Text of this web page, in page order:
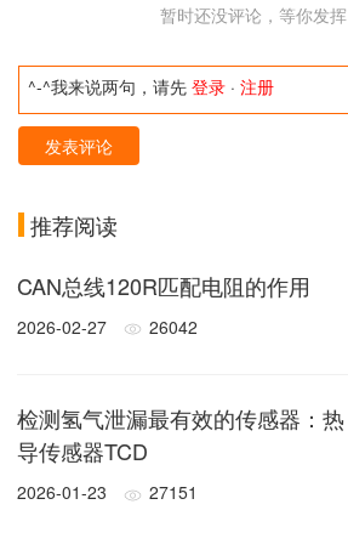
暂时还没评论，等你发挥
^-^我来说两句，请先 登录 · 注册
发表评论
推荐阅读
CAN总线120R匹配电阻的作用
2026-02-27 26042
检测氢气泄漏最有效的传感器：热
导传感器TCD
2026-01-23 27151